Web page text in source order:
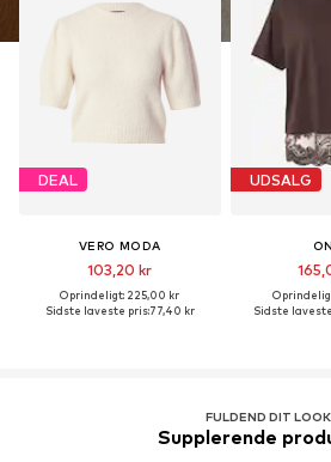
DEAL
VERO MODA
103,20 kr
Oprindeligt: 225,00 kr
Sidste laveste pris:77,40 kr
UDSALG
Sidste
FULDEND DIT LOOK
Supplerende